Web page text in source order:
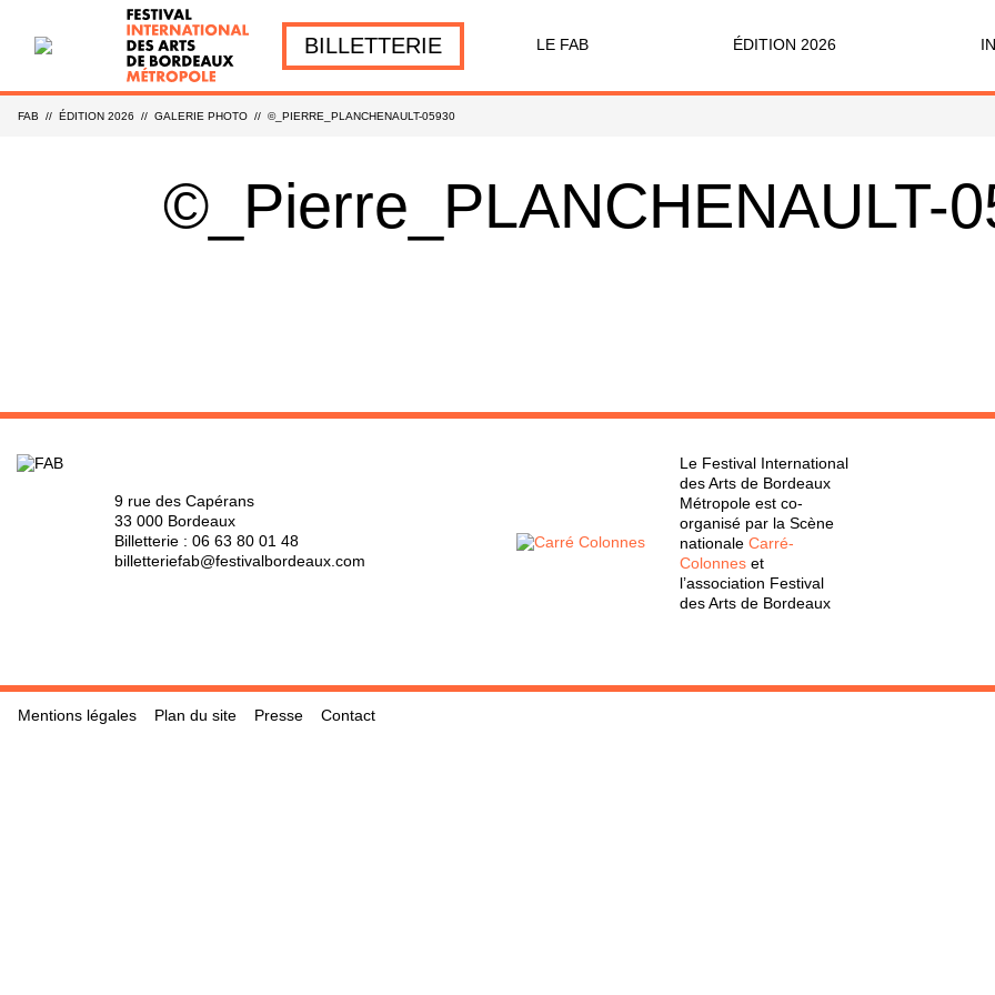
BILLETTERIE LE FAB
FABécoresponsable
ÉDITION 2026
FAB // ÉDITION 2026 // GALERIE PHOTO // ©_PIERRE_PLANCHENAULT-05930
©_Pierre_PLANCHENAULT-
9 rue des Capérans
33 000 Bordeaux
Billetterie : 06 63 80 01 48
billetteriefab@festivalbordeaux.com
Le Festival International
des Arts de Bordeaux
Métropole est co-
organisé par la Scène
nationaleCarré-
Colonnes et
l’association Festival
des Arts de Bordeaux
Mentions légales Plan du site Presse Contact